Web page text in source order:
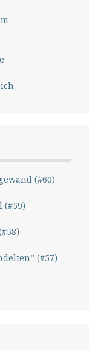
(#60)
(#59)
(#57)